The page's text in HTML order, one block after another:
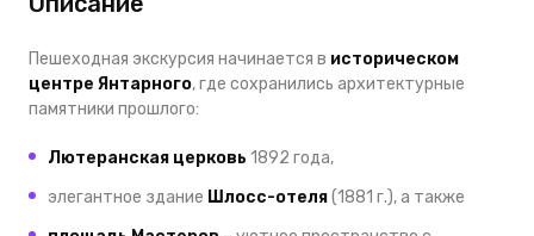
Пешеходная экскурсия начинается в историческом
центре Янтарного, где сохранились архитектурные
памятники прошлого:
Лютеранская церковь 1892 года,
элегантное здание Шлосс-отеля(1881 г.), а также